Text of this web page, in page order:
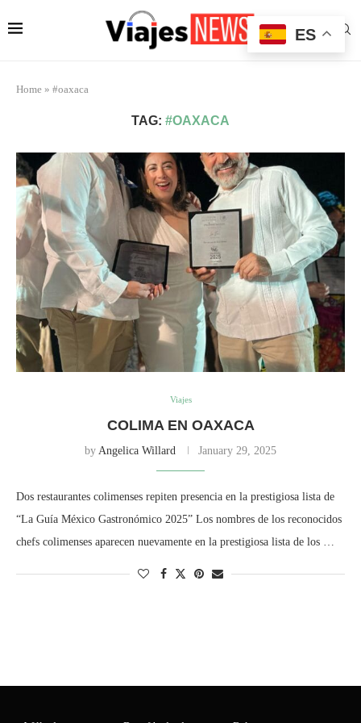
Home » #oaxaca
TAG: #OAXACA
Viajes
COLIMA EN OAXACA
by Angelica Willard January 29, 2025
Dos restaurantes colimenses repiten presencia en la prestigiosa lista de
“La Guía México Gastronómico 2025” Los nombres de los reconocidos
chefs colimenses aparecen nuevamente en la prestigiosa lista de los …
ES